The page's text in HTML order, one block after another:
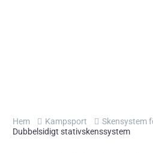
Hem Kampsport
Skensystem
Dubbelsidigt stativskenssystem